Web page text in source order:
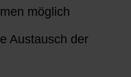
möglich
Austausch der